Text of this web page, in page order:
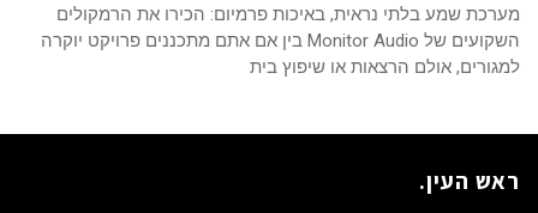
מערכת שמע בלתי נראית, באיכות פרמיום: הכירו את הרמקולים
השקועים של Monitor Audio בין אם אתם מתכננים פרויקט יוקרה
למגורים, אולם הרצאות או שיפוץ בית
ראש העין.